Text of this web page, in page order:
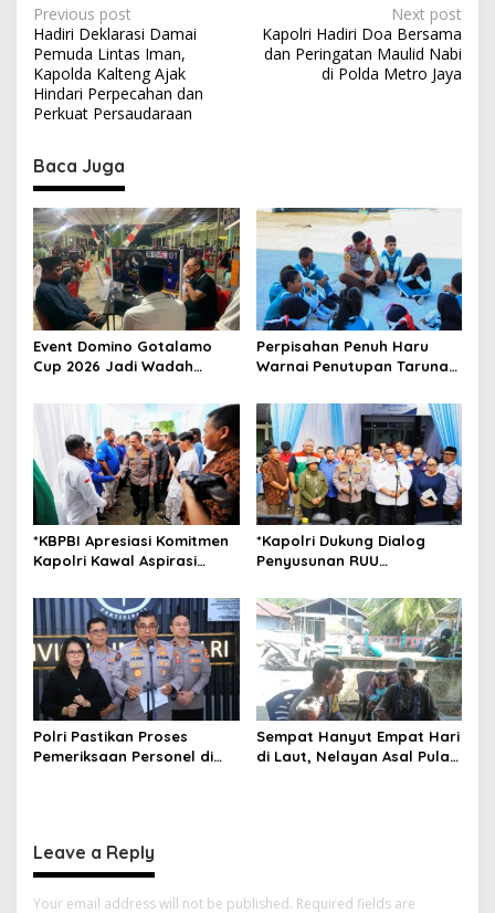
P
o
s
t
a
v
i
g
a
t
i
Previous post
Hadiri Deklarasi Damai
Pemuda Lintas Iman,
Kapolda Kalteng Ajak
Hindari Perpecahan dan
Perkuat Persaudaraan
Next post
Kapolri Hadiri Doa Bersama
dan Peringatan Maulid Nabi
di Polda Metro Jaya
Baca Juga
Event Domino Gotalamo
Cup 2026 Jadi Wadah
Kebersamaan Masyarakat
Perpisahan Penuh Haru
Warnai Penutupan Taruna
Kepulauan
*KBPBI Apresiasi Komitmen
Kapolri Kawal Aspirasi
Ketenagakerjaan*
*Kapolri Dukung Dialog
Penyusunan RUU
Jembatan Aspirasi Buruh*
Polri Pastikan Proses
Pemeriksaan Personel di
Sempat Hanyut Empat Hari
di Laut, Nelayan Asal Pulau
Leave a Reply
Your email address will not be published. Required fields are